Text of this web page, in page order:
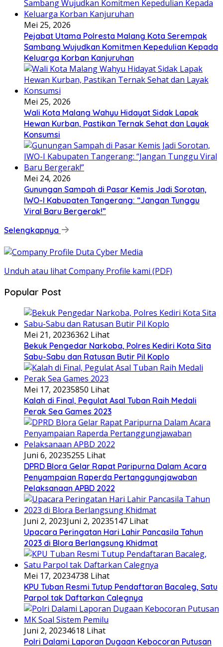
Mei 25, 2026
Pejabat Utama Polresta Malang Kota Serempak
Sambang Wujudkan Komitmen Kepedulian Kepada
Keluarga Korban Kanjuruhan
Mei 25, 2026
Wali Kota Malang Wahyu Hidayat Sidak Lapak
Hewan Kurban, Pastikan Ternak Sehat dan Layak
Konsumsi
Mei 24, 2026
Gunungan Sampah di Pasar Kemis Jadi Sorotan,
IWO-I Kabupaten Tangerang: “Jangan Tunggu
Viral Baru Bergerak!”
Selengkapnya
Unduh atau lihat Company Profile kami (PDF)
Popular Post
Mei 21, 20236362 Lihat
Bekuk Pengedar Narkoba, Polres Kediri Kota Sita
Sabu-Sabu dan Ratusan Butir Pil Koplo
Mei 17, 20235850 Lihat
Kalah di Final, Pegulat Asal Tuban Raih Medali
Perak Sea Games 2023
Juni 6, 20235255 Lihat
DPRD Blora Gelar Rapat Paripurna Dalam Acara
Penyampaian Raperda Pertanggungjawaban
Pelaksanaan APBD 2022
Juni 2, 2023Juni 2, 20235147 Lihat
Upacara Peringatan Hari Lahir Pancasila Tahun
2023 di Blora Berlangsung Khidmat
Mei 17, 20234738 Lihat
KPU Tuban Resmi Tutup Pendaftaran Bacaleg, Satu
Parpol tak Daftarkan Calegnya
Juni 2, 20234618 Lihat
Polri Dalami Laporan Dugaan Kebocoran Putusan